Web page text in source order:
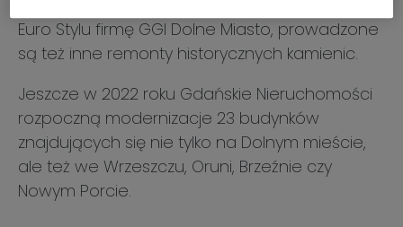
Euro Stylu firmę GGI Dolne Miasto, prowadzone
są też inne remonty historycznych kamienic.
Jeszcze w 2022 roku Gdańskie Nieruchomości
rozpoczną modernizacje 23 budynków
znajdujących się nie tylko na Dolnym mieście,
ale też we Wrzeszczu, Oruni, Brzeźnie czy
Nowym Porcie.